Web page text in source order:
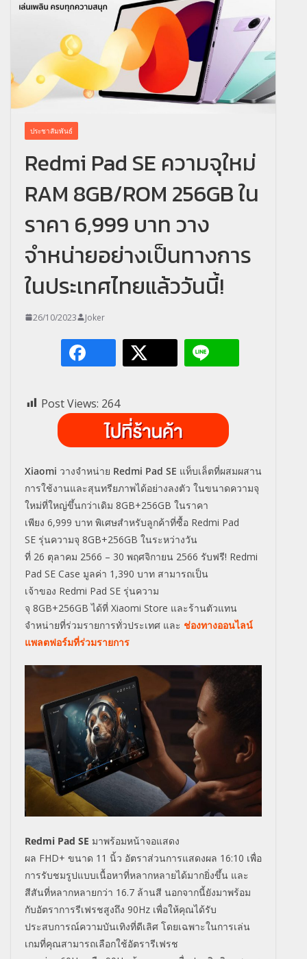
ประชาสัมพันธ์
Redmi Pad SE ความจุใหม่
RAM 8GB/ROM 256GB ใน
ราคา 6,999 บาท วาง
จำหน่ายอย่างเป็นทางการ
ในประเทศไทยแล้ววันนี้!
26/10/2023 Joker
Post Views: 264
Xiaomi วางจำหน่าย Redmi Pad SE แท็บเล็ตที่ผสมผสาน
การใช้งานและสุนทรียภาพได้อย่างลงตัว ในขนาดความจุ
ใหม่ที่ใหญ่ขึ้นกว่าเดิม 8GB+256GB ในราคา
เพียง 6,999 บาท พิเศษสำหรับลูกค้าที่ซื้อ Redmi Pad
SE รุ่นความจุ 8GB+256GB ในระหว่างวัน
ที่ 26 ตุลาคม 2566 – 30 พฤศจิกายน 2566 รับฟรี! Redmi
Pad SE Case มูลค่า 1,390 บาท สามารถเป็น
เจ้าของ Redmi Pad SE รุ่นความ
จุ 8GB+256GBได้ที่ Xiaomi Store และร้านตัวแทน
จำหน่ายที่ร่วมรายการทั่วประเทศ และ ช่องทางออนไลน์
แพลตฟอร์มที่ร่วมรายการ
Redmi Pad SE มาพร้อมหน้าจอแสดง
ผล FHD+ ขนาด 11 นิ้ว อัตราส่วนการแสดงผล 16:10 เพื่อ
การรับชมรูปแบบเนื้อหาที่หลากหลายได้มากยิ่งขึ้น และ
สีสันที่หลากหลายกว่า 16.7 ล้านสี นอกจากนี้ยังมาพร้อม
กับอัตราการรีเฟรชสูงถึง 90Hz เพื่อให้คุณได้รับ
ประสบการณ์ความบันเทิงที่ดีเลิศ โดยเฉพาะในการเล่น
เกมที่คุณสามารถเลือกใช้อัตรารีเฟรช